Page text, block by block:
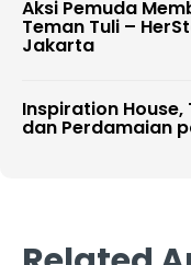
Aksi Pemuda
Teman Tuli –
Jakarta
Inspiration
dan Perdamaian